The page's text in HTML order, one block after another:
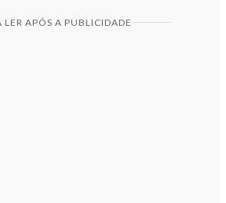
APÓS A PUBLICIDADE